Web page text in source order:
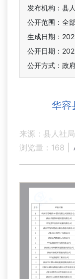
发布机构：县
公开范围：全
生成日期：
公开日期：
公开方式：政
华容
来源：县人社局
浏览量： 168